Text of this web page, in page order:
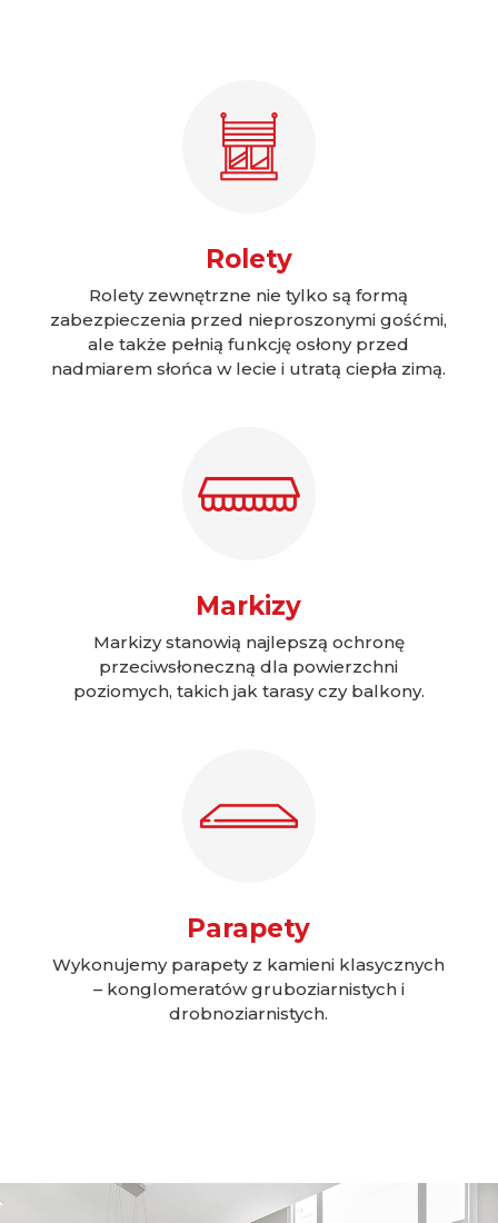
Rolety
Rolety zewnętrzne nie tylko są formą
zabezpieczenia przed nieproszonymi gośćmi,
ale także pełnią funkcję osłony przed
nadmiarem słońca w lecie i utratą ciepła zimą.
Markizy
Markizy stanowią najlepszą ochronę
przeciwsłoneczną dla powierzchni
poziomych, takich jak tarasy czy balkony.
Parapety
Wykonujemy parapety z kamieni klasycznych
– konglomeratów gruboziarnistych i
drobnoziarnistych.